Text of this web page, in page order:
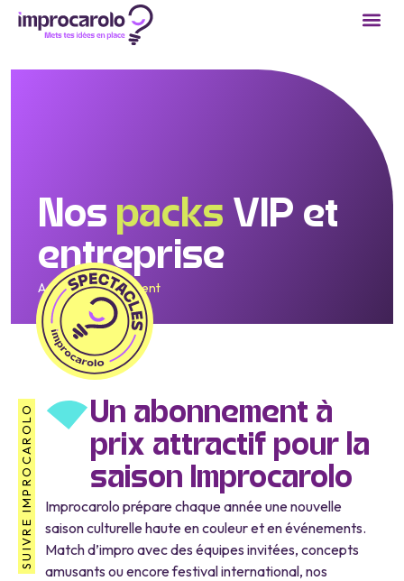
Nos packs VIP et
entreprise
Accueil/Abonnement
SUIVRE IMPROCAROLO
Un abonnement à
prix attractif pour la
saison Improcarolo
Improcarolo prépare chaque année une nouvelle
saison culturelle haute en couleur et en événements.
Match d’impro avec des équipes invitées, concepts
amusants ou encore festival international, nos